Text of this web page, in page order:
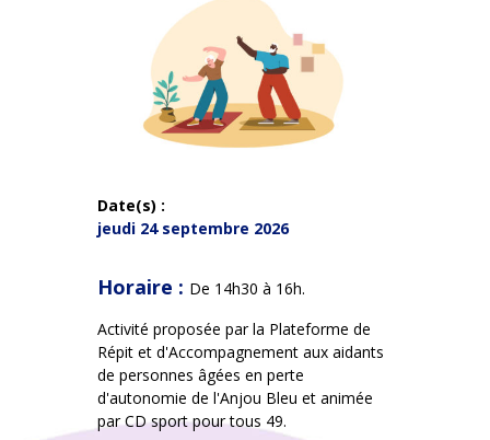
Date(s) :
jeudi 24 septembre 2026
Horaire : De 14h30 à 16h.
Activité proposée par la Plateforme de
Répit et d'Accompagnement aux aidants
de personnes âgées en perte
d'autonomie de l'Anjou Bleu et animée
par CD sport pour tous 49.